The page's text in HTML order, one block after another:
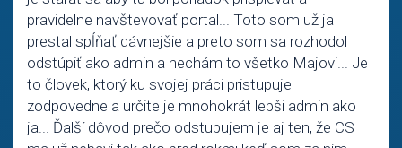
pravidelne navštevovať portal... Toto som už ja
prestal spĺňať dávnejšie a preto som sa rozhodol
odstúpiť ako admin a nechám to všetko Majovi... Je
to človek, ktorý ku svojej práci pristupuje
zodpovedne a určite je mnohokrát lepši admin ako
ja... Ďalší dôvod prečo odstupujem je aj ten, že CS